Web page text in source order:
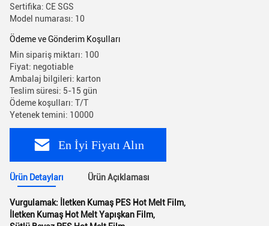
Sertifika: CE SGS
Model numarası: 10
Ödeme ve Gönderim Koşulları
Min sipariş miktarı: 100
Fiyat: negotiable
Ambalaj bilgileri: karton
Teslim süresi: 5-15 gün
Ödeme koşulları: T/T
Yetenek temini: 10000
En İyi Fiyatı Alın
Ürün Detayları Ürün Açıklaması
Vurgulamak: İletken Kumaş PES Hot Melt Film,
İletken Kumaş Hot Melt Yapışkan Film,